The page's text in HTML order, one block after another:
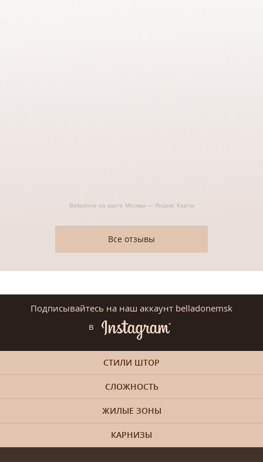
Belladone на карте Москвы — Яндекс Карты
Все отзывы
Подписывайтесь на наш аккаунт belladonemsk
в
СТИЛИ ШТОР
СЛОЖНОСТЬ
ЖИЛЫЕ ЗОНЫ
КАРНИЗЫ